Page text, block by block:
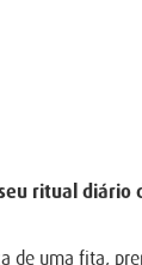
ritual diário
de uma fita,